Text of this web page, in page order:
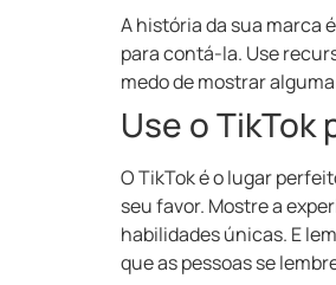
A história da sua marca
para contá-la. Use
medo de mostrar
Use o
O TikTok é o lugar
seu favor. Mostre a
habilidades únicas. E
que as pessoas se